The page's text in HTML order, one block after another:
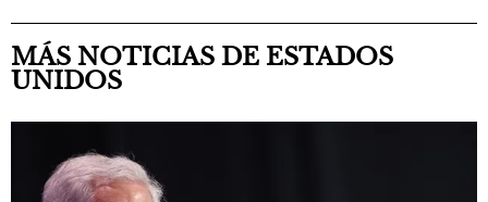
MÁS NOTICIAS DE ESTADOS
UNIDOS